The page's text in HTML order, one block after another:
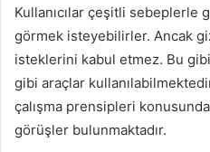
Kullanıcılar çeşitli sebeplerle
görmek isteyebilirler. Ancak
isteklerini kabul etmez. Bu
gibi araçlar
çalışma prensipleri
görüşler bulunmaktadır.